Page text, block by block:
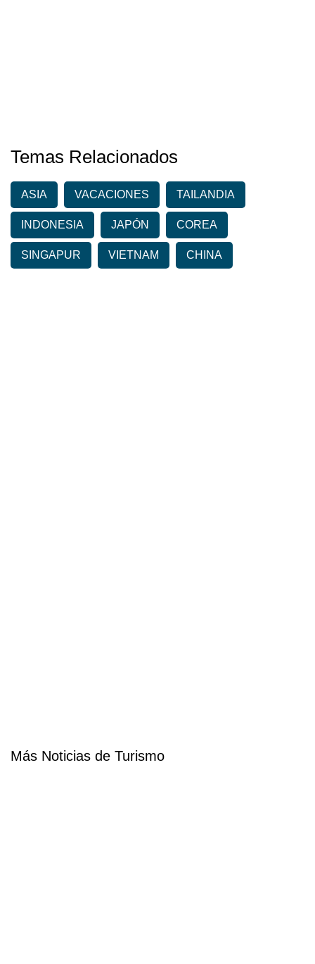
Temas Relacionados
ASIA VACACIONES TAILANDIA
INDONESIA JAPÓN COREA
SINGAPUR VIETNAM CHINA
Más Noticias de Turismo